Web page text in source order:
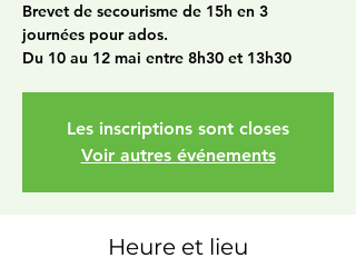
Brevet de secourisme de 15h en 3
journées pour ados.
Du 10 au 12 mai entre 8h30 et 13h30
Les inscriptions sont closes
Voir autres événements
Heure et lieu